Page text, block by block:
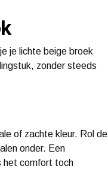
je lichte beige broek
zonder steeds
of zachte kleur. Rol de
onder. Een
het comfort toch